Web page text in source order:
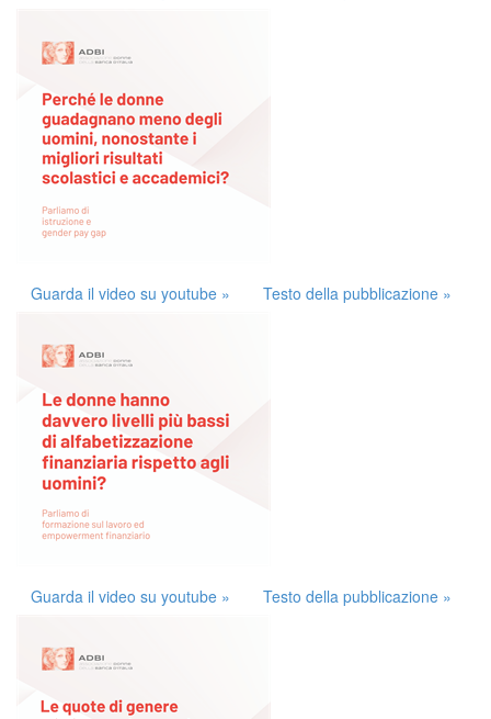
Guarda il video su youtube » Testo della pubblicazione »
Guarda il video su youtube » Testo della pubblicazione »